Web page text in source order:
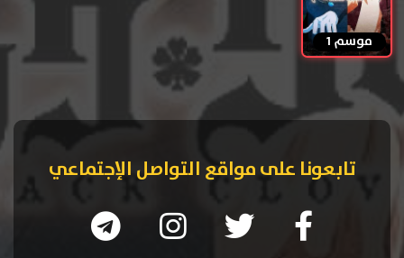
موسم 1
تابعونا على مواقع التواصل الإجتماعي